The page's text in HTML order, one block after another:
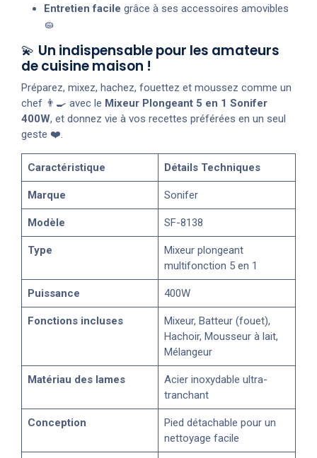
Entretien facile grâce à ses accessoires amovibles
🧽
💫 Un indispensable pour les amateurs
de cuisine maison !
Préparez, mixez, hachez, fouettez et moussez comme un
chef 👨‍🍳 avec le Mixeur Plongeant 5 en 1 Sonifer
400W, et donnez vie à vos recettes préférées en un seul
geste ❤️.
Caractéristique Détails Techniques
Marque Sonifer
Modèle SF-8138
Type
Mixeur plongeant
multifonction 5 en 1
Puissance 400W
Fonctions incluses
Mixeur, Batteur (fouet),
Hachoir, Mousseur à lait,
Mélangeur
Matériau des lames
Acier inoxydable ultra-
tranchant
Conception
Pied détachable pour un
nettoyage facile